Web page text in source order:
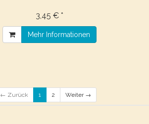
3,45 € *
Mehr Informationen
← Zurück 1 2 Weiter →